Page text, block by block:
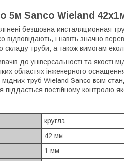
5м Sanco Wieland
безшовна инсталяционная
і навіть значно
складу труби, а також вимогам
до універсальності та якості
областях інженерного
труб Wieland Sanco всім
постійному контролю
кругла
42 мм
1 мм